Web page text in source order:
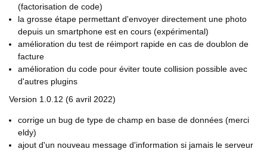
(factorisation de code)
la grosse étape permettant d'envoyer directement une photo
depuis un smartphone est en cours (expérimental)
amélioration du test de réimport rapide en cas de doublon de
facture
amélioration du code pour éviter toute collision possible avec
d'autres plugins
Version 1.0.12 (6 avril 2022)
corrige un bug de type de champ en base de données (merci
eldy)
ajout d'un nouveau message d'information si jamais le serveur